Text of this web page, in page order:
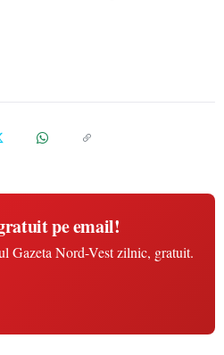
pe email!
Gazeta Nord-Vest zilnic, gratuit.